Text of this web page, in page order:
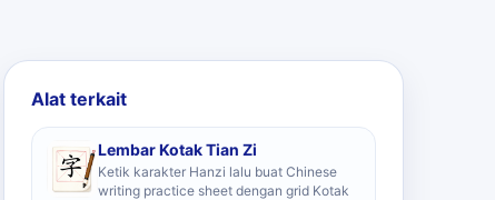
Alat terkait
Lembar Kotak Tian Zi
Ketik karakter Hanzi lalu buat Chinese
writing practice sheet dengan grid Kotak